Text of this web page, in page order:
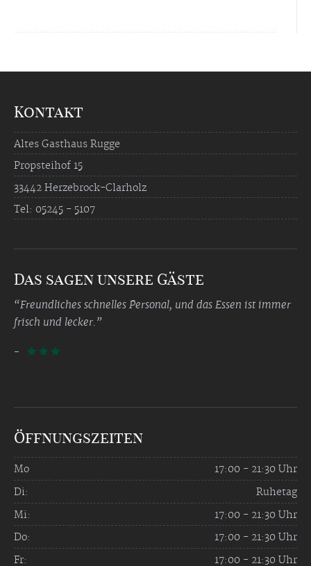
Kontakt
Altes Gasthaus Rugge
Propsteihof 15
33442 Herzebrock-Clarholz
Tel: 05245 - 5107
Das sagen unsere Gäste
“Freundliches schnelles Personal, und das Essen ist immer
frisch und lecker.”
-   
Öffnungszeiten
Mo
17:00 - 21:30 Uhr
Di:
Ruhetag
Mi:
17:00 - 21:30 Uhr
Do:
17:00 - 21:30 Uhr
Fr:
17:00 - 21:30 Uhr